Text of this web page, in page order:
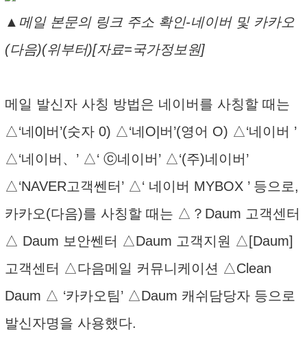
▲메일 본문의 링크 주소 확인-네이버 및 카카오
(다음)(위부터)[자료=국가정보원]
메일 발신자 사칭 방법은 네이버를 사칭할 때는
△‘네0|버’(숫자 0) △‘네O|버’(영어 O) △‘네이버 ’
△‘네이버、’ △‘ ⓒ네이버’ △‘(주)네이버’
△‘NAVER고객쎈터’ △‘ 네이버 MYBOX ’ 등으로,
카카오(다음)를 사칭할 때는 △？Daum 고객센터
△ Daum 보안쎈터 △Daum 고객지원 △[Daum]
고객센터 △다음메일 커뮤니케이션 △Clean
Daum △ ‘카카오팀’ △Daum 캐쉬담당자 등으로
발신자명을 사용했다.